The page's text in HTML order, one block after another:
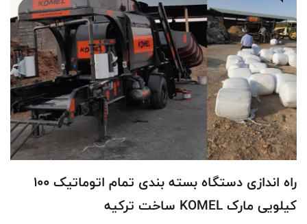
راه اندازی دستگاه بسته بندی تمام اتوماتیک 100
کیلویی مارک KOMEL ساخت ترکیه